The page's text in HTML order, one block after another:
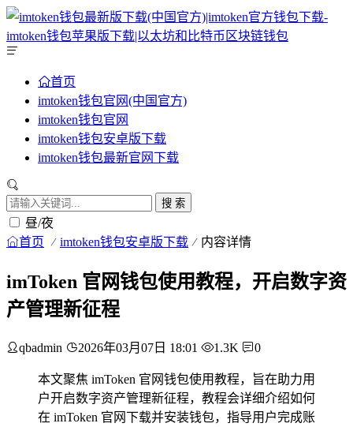
首页
imtoken钱包官网(中国官方)
imtoken钱包官网
imtoken钱包安卓版下载
imtoken钱包最新官网下载
搜 索
昼/夜
首页 imtoken钱包安卓版下载 内容详情
imToken 官网钱包使用教程，开启数字资
产管理新征程
qbadmin 2026年03月07日 18:01 1.3K 0
本文聚焦 imToken 官网钱包使用教程，旨在助力用
户开启数字资产管理新征程，教程会详细介绍如何
在 imToken 官网下载并安装钱包，指导用户完成账